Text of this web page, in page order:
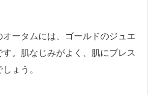
オータムには、ゴールドのジュエ
す。肌なじみがよく、肌にブレス
ょう。